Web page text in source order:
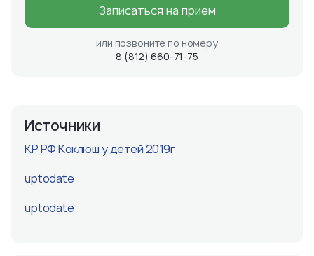
Записаться на прием
или позвоните по номеру
8 (812) 660-71-75
Источники
КР РФ Коклюш у детей 2019г
uptodate
uptodate